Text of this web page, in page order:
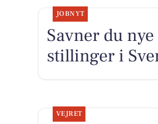
JOBNYT
Savner du
stillinger i
VEJRET